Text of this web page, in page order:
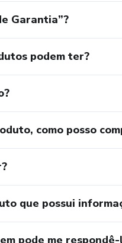
Garantia”?
podem ter?
como posso
que possui
pode me respondê-